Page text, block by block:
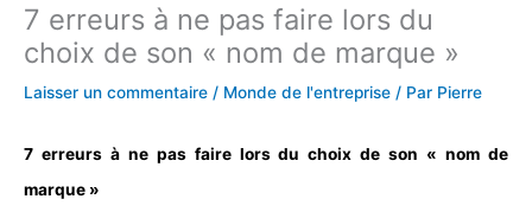
7 erreurs à ne pas faire lors du
choix de son « nom de marque »
Laisser un commentaire / Monde de l'entreprise / Par Pierre
7 erreurs à ne pas faire lors du choix de son « nom de
marque »